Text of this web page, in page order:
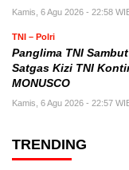
Kamis, 6 Agu 2026 - 22:58
TNI – Polri
Panglima TNI
Satgas Kizi TNI
MONUSCO
Kamis, 6 Agu 2026 - 22:57
TRENDING